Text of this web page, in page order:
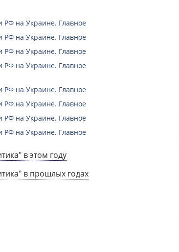
РФ на Украине. Главное
РФ на Украине. Главное
РФ на Украине. Главное
РФ на Украине. Главное
РФ на Украине. Главное
РФ на Украине. Главное
РФ на Украине. Главное
РФ на Украине. Главное
в этом году
в прошлых годах